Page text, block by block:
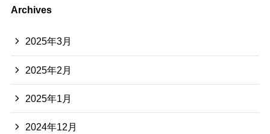
Archives
2025年3月
2025年2月
2025年1月
2024年12月